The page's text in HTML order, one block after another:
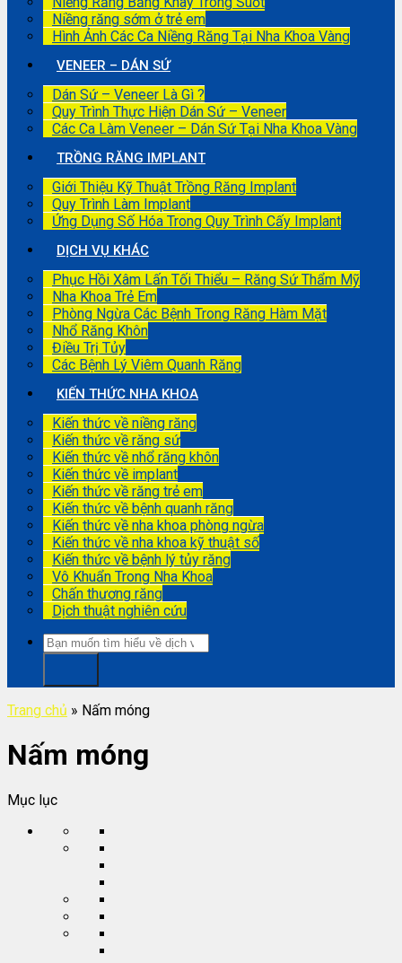
Niềng răng sớm ở trẻ em
Hình Ảnh Các Ca Niềng Răng Tại Nha Khoa Vàng
VENEER – DÁN SỨ
Dán Sứ – Veneer Là Gì ?
Quy Trình Thực Hiện Dán Sứ – Veneer
Các Ca Làm Veneer – Dán Sứ Tại Nha Khoa Vàng
TRỒNG RĂNG IMPLANT
Giới Thiệu Kỹ Thuật Trồng Răng Implant
Quy Trình Làm Implant
Ứng Dụng Số Hóa Trong Quy Trình Cấy Implant
DỊCH VỤ KHÁC
Phục Hồi Xâm Lấn Tối Thiểu – Răng Sứ Thẩm Mỹ
Nha Khoa Trẻ Em
Phòng Ngừa Các Bệnh Trong Răng Hàm Mặt
Nhổ Răng Khôn
Điều Trị Tủy
Các Bệnh Lý Viêm Quanh Răng
KIẾN THỨC NHA KHOA
Kiến thức về niềng răng
Kiến thức về răng sứ
Kiến thức về nhổ răng khôn
Kiến thức về implant
Kiến thức về răng trẻ em
Kiến thức về bệnh quanh răng
Kiến thức về nha khoa phòng ngừa
Kiến thức về nha khoa kỹ thuật số
Kiến thức về bệnh lý tủy răng
Vô Khuẩn Trong Nha Khoa
Chấn thương răng
Dịch thuật nghiên cứu
Trang chủ » Nấm móng
Nấm móng
Mục lục